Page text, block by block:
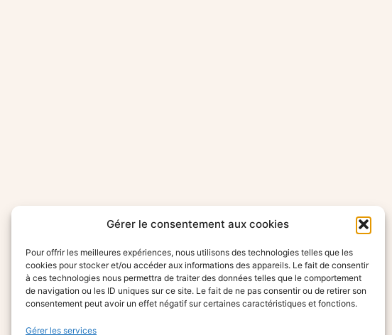
Gérer le consentement aux cookies
Pour offrir les meilleures expériences, nous utilisons des technologies telles que les
cookies pour stocker et/ou accéder aux informations des appareils. Le fait de consentir
à ces technologies nous permettra de traiter des données telles que le comportement
de navigation ou les ID uniques sur ce site. Le fait de ne pas consentir ou de retirer son
consentement peut avoir un effet négatif sur certaines caractéristiques et fonctions.
Gérer les services